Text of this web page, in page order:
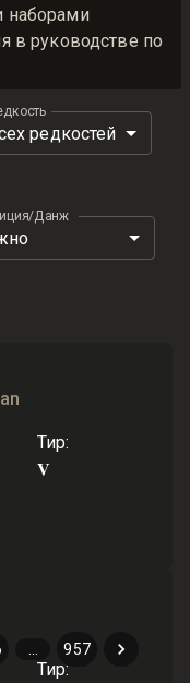
наборами
в руководстве по
редкостей
Данж
Тир:
V
Тир:
957